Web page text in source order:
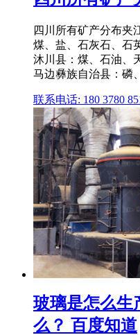
四川所有矿产分布夹
煤、盐、石灰石、石
沐川县：煤、石油、
马边彝族自治县：磷
联系电话: 180 3780
玻璃是怎么生
么？ 百度知道